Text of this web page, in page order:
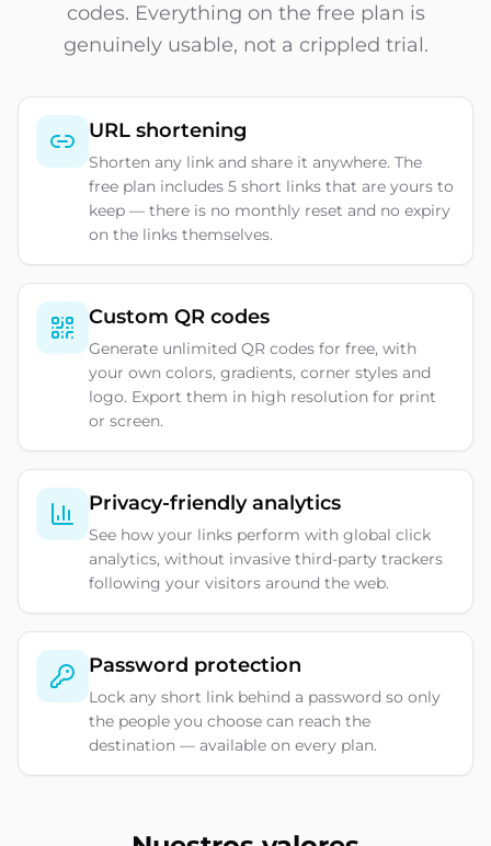
codes. Everything on the free plan is
genuinely usable, not a crippled trial.
URL shortening
Shorten any link and share it anywhere. The
free plan includes 5 short links that are yours to
keep — there is no monthly reset and no expiry
on the links themselves.
Custom QR codes
Generate unlimited QR codes for free, with
your own colors, gradients, corner styles and
logo. Export them in high resolution for print
or screen.
Privacy-friendly analytics
See how your links perform with global click
analytics, without invasive third-party trackers
following your visitors around the web.
Password protection
Lock any short link behind a password so only
the people you choose can reach the
destination — available on every plan.